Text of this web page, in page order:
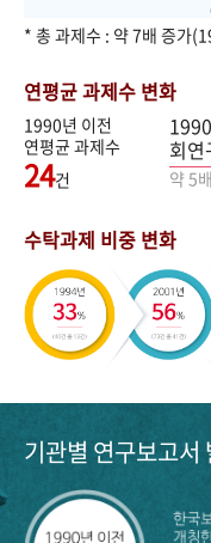
* 총 과제수 : 약 7배 증가
연평균 과제수 변화
1990년 이전
연평균 과제수
24건
회연
약 5
수탁과제 비중 변화
기관별 연구보고서